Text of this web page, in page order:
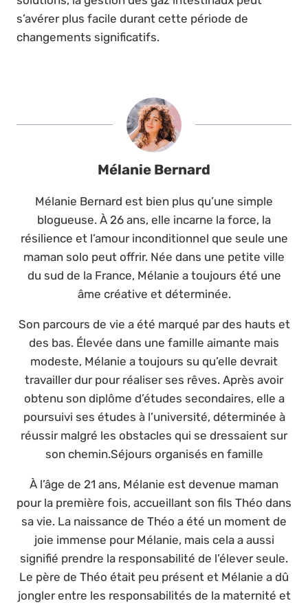
s’avérer plus facile durant cette période de
changements significatifs.
Mélanie Bernard
Mélanie Bernard est bien plus qu’une simple
blogueuse. À 26 ans, elle incarne la force, la
résilience et l’amour inconditionnel que seule une
maman solo peut offrir. Née dans une petite ville
du sud de la France, Mélanie a toujours été une
âme créative et déterminée.
Son parcours de vie a été marqué par des hauts et
des bas. Élevée dans une famille aimante mais
modeste, Mélanie a toujours su qu’elle devrait
travailler dur pour réaliser ses rêves. Après avoir
obtenu son diplôme d’études secondaires, elle a
poursuivi ses études à l’université, déterminée à
réussir malgré les obstacles qui se dressaient sur
son chemin.Séjours organisés en famille
À l’âge de 21 ans, Mélanie est devenue maman
pour la première fois, accueillant son fils Théo dans
sa vie. La naissance de Théo a été un moment de
joie immense pour Mélanie, mais cela a aussi
signifié prendre la responsabilité de l’élever seule.
Le père de Théo était peu présent et Mélanie a dû
jongler entre les responsabilités de la maternité et